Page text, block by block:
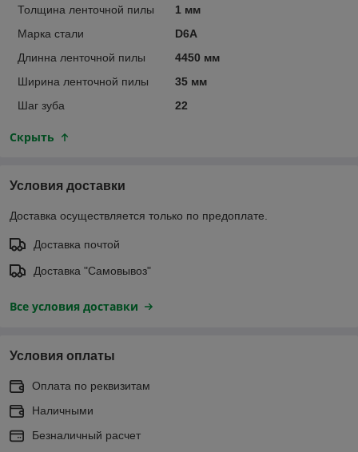
Толщина ленточной пилы
1 мм
Марка стали
D6A
Длинна ленточной пилы
4450 мм
Ширина ленточной пилы
35 мм
Шаг зуба
22
Скрыть
Условия доставки
Доставка осуществляется только по предоплате.
Доставка почтой
Доставка "Самовывоз"
Все условия доставки
Условия оплаты
Оплата по реквизитам
Наличными
Безналичный расчет